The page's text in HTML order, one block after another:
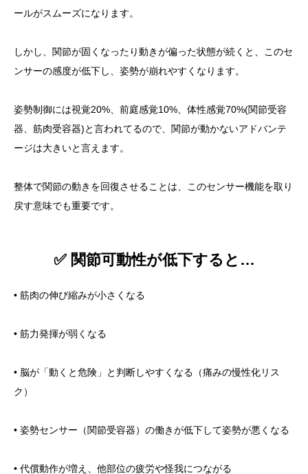
ールがスムーズになります。
しかし、関節が固くなったり動きが偏った状態が続くと、このセ
ンサーの感度が低下し、姿勢が崩れやすくなります。
姿勢制御には視覚20%、前庭感覚10%、体性感覚70%(関節受容
器、筋肉受容器)と言われてるので、関節が動かないアドバンテ
ージは大きいと言えます。
整体で関節の動きを回復させることは、このセンサー機能を取り
戻す意味でも重要です。
✅ 関節可動性が低下すると…
• 筋肉の伸び縮みが小さくなる
• 筋力発揮が弱くなる
• 脳が「動くと危険」と判断しやすくなる（痛みの慢性化リス
ク）
• 姿勢センサー（関節受容器）の働きが低下して姿勢が悪くなる
• 代償動作が増え、他部位の疲労や怪我につながる